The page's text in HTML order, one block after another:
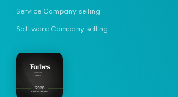
Service Company selling
Software Company selling